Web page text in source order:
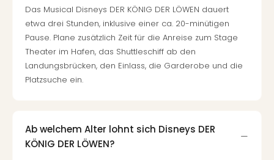
Das Musical Disneys DER KÖNIG DER LÖWEN dauert
etwa drei Stunden, inklusive einer ca. 20-minütigen
Pause. Plane zusätzlich Zeit für die Anreise zum Stage
Theater im Hafen, das Shuttleschiff ab den
Landungsbrücken, den Einlass, die Garderobe und die
Platzsuche ein.
Ab welchem Alter lohnt sich Disneys DER
KÖNIG DER LÖWEN?